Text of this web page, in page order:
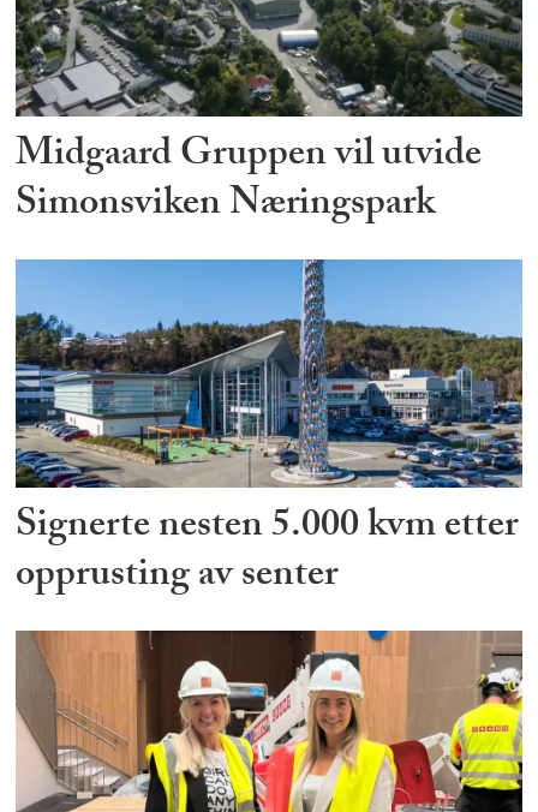
Midgaard Gruppen vil utvide
Simonsviken Næringspark
Signerte nesten 5.000 kvm etter
opprusting av senter